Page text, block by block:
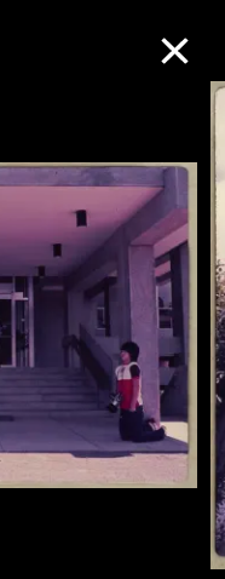
搜索
一世纪视觉